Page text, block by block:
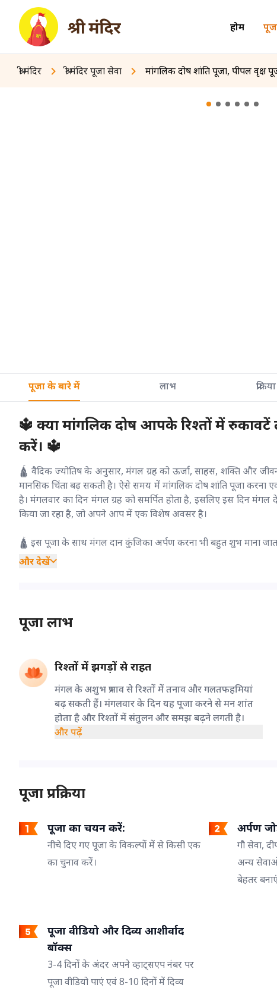
होम
श्री मंदिर श्री मंदिर पूजा सेवा मांगलिक दोष शांति पूजा, पीपल
पूजा के बारे में लाभ प्रक्रिया
🔱 क्या मांगलिक दोष आपके रिश्तों में रुकावटें
करें। 🔱
🛕 वैदिक ज्योतिष के अनुसार, मंगल ग्रह को ऊर्जा, साहस, शक्ति और
मानसिक चिंता बढ़ सकती है। ऐसे समय में मांगलिक दोष शांति पूजा करना
है। मंगलवार का दिन मंगल ग्रह को समर्पित होता है, इसलिए इस दिन
किया जा रहा है, जो अपने आप में एक विशेष अवसर है।
🛕 इस पूजा के साथ मंगल दान कुंजिका अर्पण करना भी बहुत शुभ माना
और देखें
पूजा लाभ
रिश्तों में झगड़ों से राहत
मंगल के अशुभ प्रभाव से रिश्तों में तनाव और गलतफहमियां
बढ़ सकती हैं। मंगलवार के दिन यह पूजा करने से मन शांत
होता है और रिश्तों में संतुलन और समझ बढ़ने लगती है।
और पढ़ें
पूजा प्रक्रिया
पूजा का चयन करें:
नीचे दिए गए पूजा के विकल्पों में से किसी एक
का चुनाव करें।
अर्पण
गौ सेवा,
अन्य
बेहतर
पूजा वीडियो और दिव्य आशीर्वाद
बॉक्स
3-4 दिनों के अंदर अपने व्हाट्सएप नंबर पर
पूजा वीडियो पाएं एवं 8-10 दिनों में दिव्य